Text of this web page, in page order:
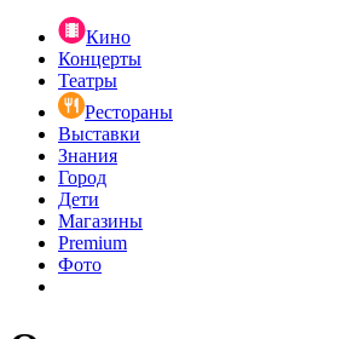
Кино
Концерты
Театры
Рестораны
Выставки
Знания
Город
Дети
Магазины
Premium
Фото